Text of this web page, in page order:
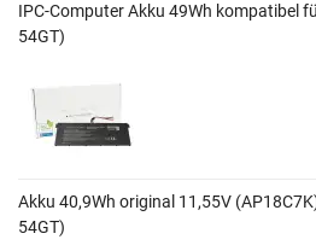
IPC-Computer Akku 49Wh kompatibel
54GT)
Akku 40,9Wh original 11,55V
54GT)